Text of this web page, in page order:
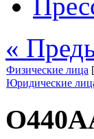
«
Физические лица
Юридические